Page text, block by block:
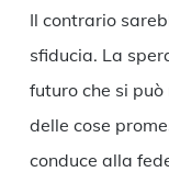
Il contrario
sfiducia. La
futuro che si
delle cose
conduce alla